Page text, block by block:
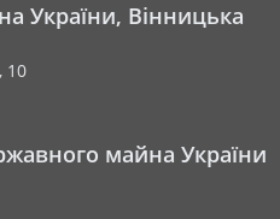
України, Вінницька
10
майна України